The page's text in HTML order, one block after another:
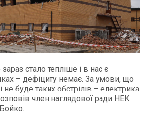
стало тепліше і в нас є
– дефіциту немає. За умови, що
буде таких обстрілів – електрика
член наглядової ради НЕК